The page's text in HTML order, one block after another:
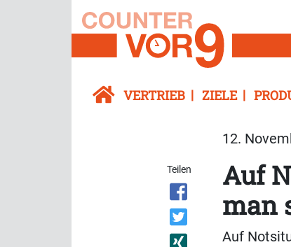
VERTRIEB ZIELE
12.
Teilen
Auf
man
Auf